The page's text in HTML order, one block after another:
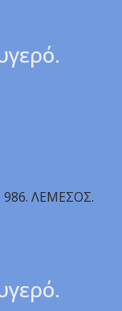
986. ΛΕΜΕΣΟΣ.